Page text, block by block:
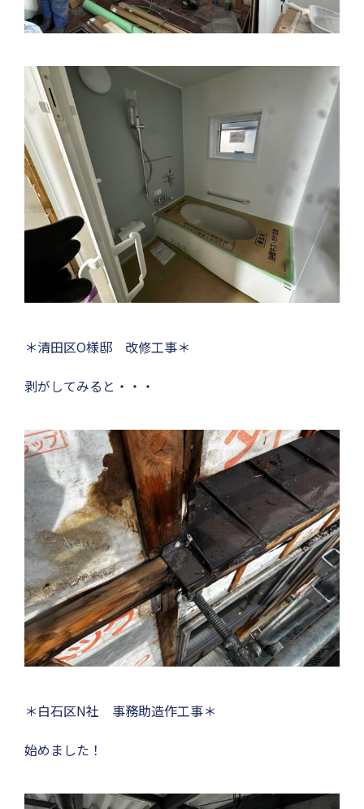
＊清田区O様邸 改修工事＊
剥がしてみると・・・
＊白石区N社 事務助造作工事＊
始めました！